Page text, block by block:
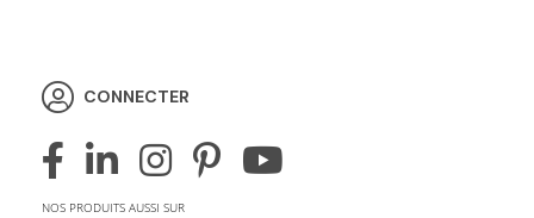
CONNECTER
NOS PRODUITS AUSSI SUR